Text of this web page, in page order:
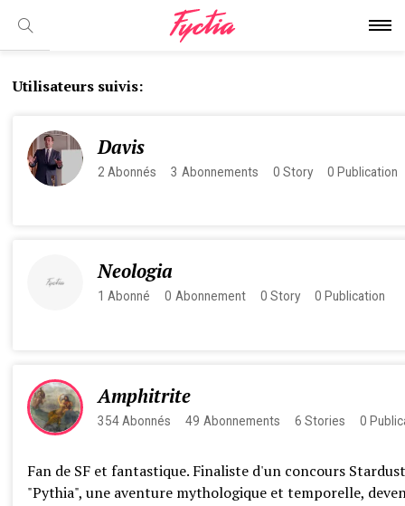
Utilisateurs suivis:
Davis
2 Abonnés 3 Abonnements 0 Story 0 Publication
Neologia
1 Abonné 0 Abonnement 0 Story 0 Publication
Amphitrite
354 Abonnés 49 Abonnements 6 Stories 0
Fan de SF et fantastique. Finaliste d'un concours
"Pythia", une aventure mythologique et temporelle,